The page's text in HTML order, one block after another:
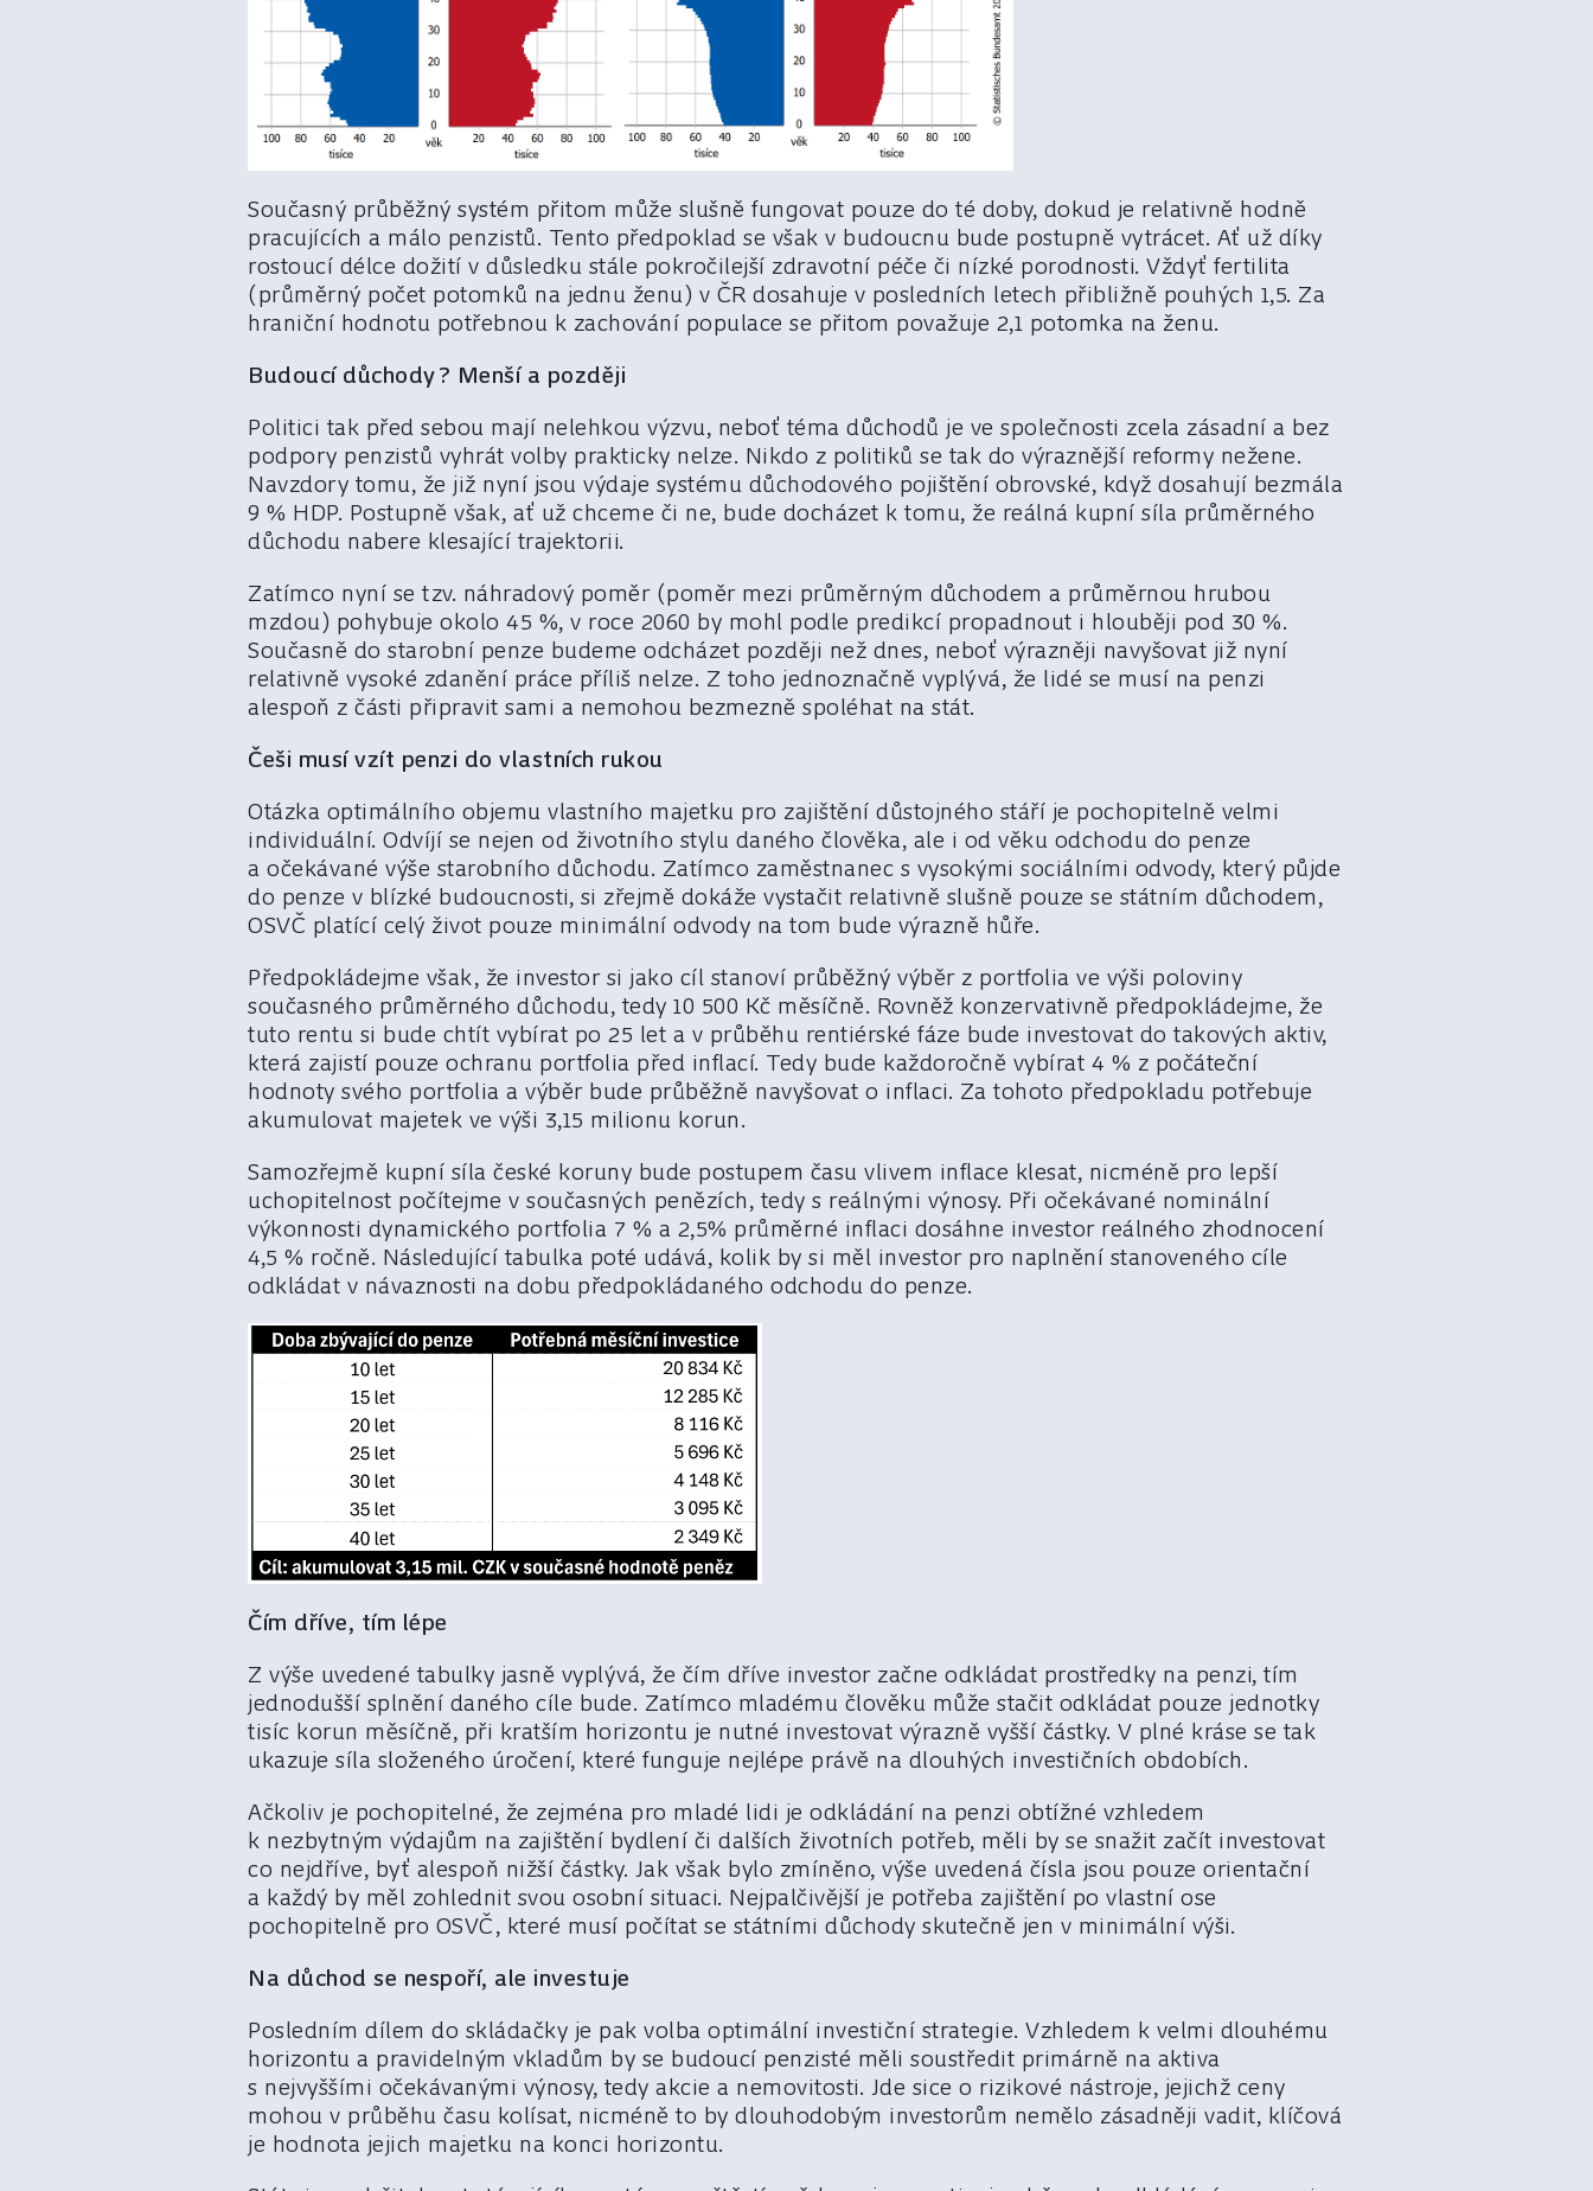
Současný průběžný systém přitom může slušně fungovat pouze do té doby, dokud je relativně hodně
pracujících a málo penzistů. Tento předpoklad se však v budoucnu bude postupně vytrácet. Ať už díky
rostoucí délce dožití v důsledku stále pokročilejší zdravotní péče či nízké porodnosti. Vždyť fertilita
(průměrný počet potomků na jednu ženu) v ČR dosahuje v posledních letech přibližně pouhých 1,5. Za
hraniční hodnotu potřebnou k zachování populace se přitom považuje 2,1 potomka na ženu.
Budoucí důchody? Menší a později
Politici tak před sebou mají nelehkou výzvu, neboť téma důchodů je ve společnosti zcela zásadní a bez
podpory penzistů vyhrát volby prakticky nelze. Nikdo z politiků se tak do výraznější reformy nežene.
Navzdory tomu, že již nyní jsou výdaje systému důchodového pojištění obrovské, když dosahují bezmála
9 % HDP. Postupně však, ať už chceme či ne, bude docházet k tomu, že reálná kupní síla průměrného
důchodu nabere klesající trajektorii.
Zatímco nyní se tzv. náhradový poměr (poměr mezi průměrným důchodem a průměrnou hrubou
mzdou) pohybuje okolo 45 %, v roce 2060 by mohl podle predikcí propadnout i hlouběji pod 30 %.
Současně do starobní penze budeme odcházet později než dnes, neboť výrazněji navyšovat již nyní
relativně vysoké zdanění práce příliš nelze. Z toho jednoznačně vyplývá, že lidé se musí na penzi
alespoň z části připravit sami a nemohou bezmezně spoléhat na stát.
Češi musí vzít penzi do vlastních rukou
Otázka optimálního objemu vlastního majetku pro zajištění důstojného stáří je pochopitelně velmi
individuální. Odvíjí se nejen od životního stylu daného člověka, ale i od věku odchodu do penze
a očekávané výše starobního důchodu. Zatímco zaměstnanec s vysokými sociálními odvody, který půjde
do penze v blízké budoucnosti, si zřejmě dokáže vystačit relativně slušně pouze se státním důchodem,
OSVČ platící celý život pouze minimální odvody na tom bude výrazně hůře.
Předpokládejme však, že investor si jako cíl stanoví průběžný výběr z portfolia ve výši poloviny
současného průměrného důchodu, tedy 10 500 Kč měsíčně. Rovněž konzervativně předpokládejme, že
tuto rentu si bude chtít vybírat po 25 let a v průběhu rentiérské fáze bude investovat do takových aktiv,
která zajistí pouze ochranu portfolia před inflací. Tedy bude každoročně vybírat 4 % z počáteční
hodnoty svého portfolia a výběr bude průběžně navyšovat o inflaci. Za tohoto předpokladu potřebuje
akumulovat majetek ve výši 3,15 milionu korun.
Samozřejmě kupní síla české koruny bude postupem času vlivem inflace klesat, nicméně pro lepší
uchopitelnost počítejme v současných penězích, tedy s reálnými výnosy. Při očekávané nominální
výkonnosti dynamického portfolia 7 % a 2,5% průměrné inflaci dosáhne investor reálného zhodnocení
4,5 % ročně. Následující tabulka poté udává, kolik by si měl investor pro naplnění stanoveného cíle
odkládat v návaznosti na dobu předpokládaného odchodu do penze.
Čím dříve, tím lépe
Z výše uvedené tabulky jasně vyplývá, že čím dříve investor začne odkládat prostředky na penzi, tím
jednodušší splnění daného cíle bude. Zatímco mladému člověku může stačit odkládat pouze jednotky
tisíc korun měsíčně, při kratším horizontu je nutné investovat výrazně vyšší částky. V plné kráse se tak
ukazuje síla složeného úročení, které funguje nejlépe právě na dlouhých investičních obdobích.
Ačkoliv je pochopitelné, že zejména pro mladé lidi je odkládání na penzi obtížné vzhledem
k nezbytným výdajům na zajištění bydlení či dalších životních potřeb, měli by se snažit začít investovat
co nejdříve, byť alespoň nižší částky. Jak však bylo zmíněno, výše uvedená čísla jsou pouze orientační
a každý by měl zohlednit svou osobní situaci. Nejpalčivější je potřeba zajištění po vlastní ose
pochopitelně pro OSVČ, které musí počítat se státními důchody skutečně jen v minimální výši.
Na důchod se nespoří, ale investuje
Posledním dílem do skládačky je pak volba optimální investiční strategie. Vzhledem k velmi dlouhému
horizontu a pravidelným vkladům by se budoucí penzisté měli soustředit primárně na aktiva
s nejvyššími očekávanými výnosy, tedy akcie a nemovitosti. Jde sice o rizikové nástroje, jejichž ceny
mohou v průběhu času kolísat, nicméně to by dlouhodobým investorům nemělo zásadněji vadit, klíčová
je hodnota jejich majetku na konci horizontu.